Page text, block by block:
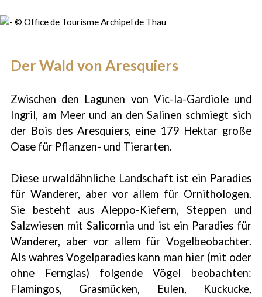
Der Wald von Aresquiers
Zwischen den Lagunen von Vic-la-Gardiole und
Ingril, am Meer und an den Salinen schmiegt sich
der Bois des Aresquiers, eine 179 Hektar große
Oase für Pflanzen- und Tierarten.
Diese urwaldähnliche Landschaft ist ein Paradies
für Wanderer, aber vor allem für Ornithologen.
Sie besteht aus Aleppo-Kiefern, Steppen und
Salzwiesen mit Salicornia und ist ein Paradies für
Wanderer, aber vor allem für Vogelbeobachter.
Als wahres Vogelparadies kann man hier (mit oder
ohne Fernglas) folgende Vögel beobachten:
Flamingos, Grasmücken, Eulen, Kuckucke,